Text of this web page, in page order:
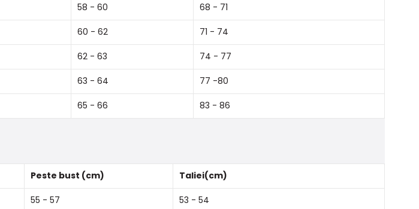
58 - 60 68 - 71
60 - 62 71 - 74
62 - 63 74 - 77
63 - 64 77 -80
65 - 66 83 - 86
Peste bust (cm) Taliei(cm)
55 - 57 53 - 54